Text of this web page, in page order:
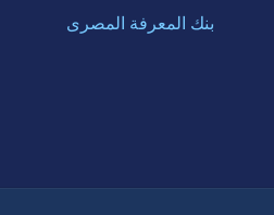
بنك المعرفة المصرى